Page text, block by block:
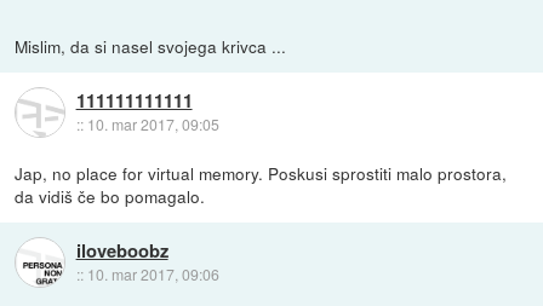
Mislim, da si nasel svojega krivca ...
111111111111
:: 10. mar 2017, 09:05
Jap, no place for virtual memory. Poskusi sprostiti malo prostora,
da vidiš če bo pomagalo.
iloveboobz
:: 10. mar 2017, 09:06